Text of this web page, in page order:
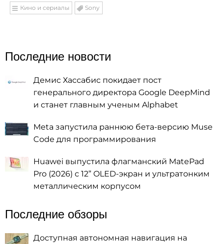
Кино и сериалы Sony
Последние новости
Демис Хассабис покидает пост
генерального директора Google DeepMind
и станет главным ученым Alphabet
Meta запустила раннюю бета-версию Muse
Code для программирования
Huawei выпустила флагманский MatePad
Pro (2026) с 12” OLED-экран и ультратонким
металлическим корпусом
Последние обзоры
Доступная автономная навигация на